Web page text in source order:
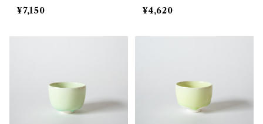
¥7,150
¥4,620